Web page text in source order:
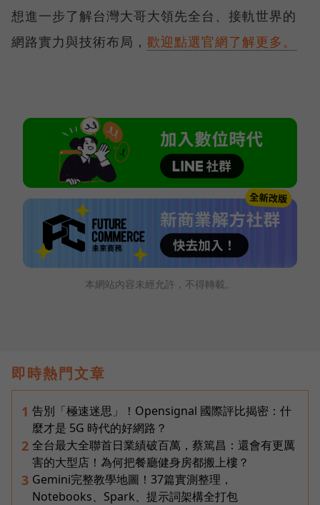
想進一步了解台灣大哥大領先全台、接軌世界的
網路實力與技術布局， 歡迎點選官網了解更多。
本網站內容未經允許，不得轉載。
即時熱門文章
1 告別「極速迷思」！Opensignal 國際評比揭密：什
麼才是 5G 時代的好網路？
2 全台最大全聯首日業績破百萬，蔡篤昌：還會有更厲
害的大型店！為何把餐廳健身房都搬上樓？
3 Gemini完整教學地圖！37篇實測整理，
Notebooks、Spark、提示詞架構全打包